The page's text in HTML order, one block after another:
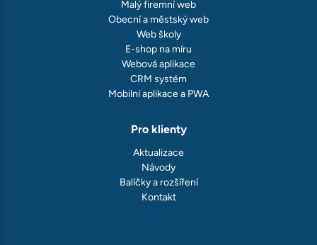
Malý firemní web
Obecní a městský web
Web školy
E-shop na míru
Webová aplikace
CRM systém
Mobilní aplikace a PWA
Pro klienty
Aktualizace
Návody
Balíčky a rozšíření
Kontakt